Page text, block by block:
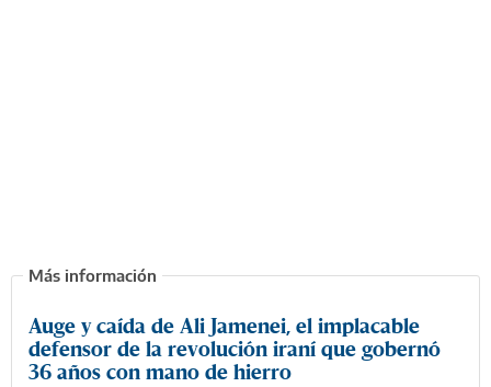
Auge y caída de Ali Jamenei, el implacable
defensor de la revolución iraní que gobernó
36 años con mano de hierro